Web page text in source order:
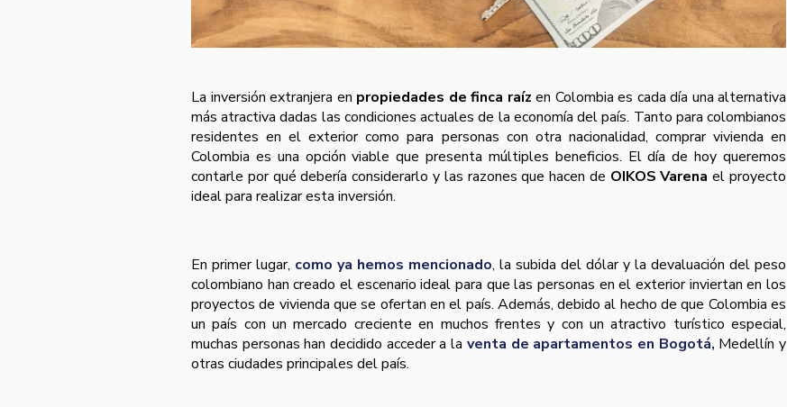
La inversión extranjera en propiedades de finca raíz en Colombia es cada día una alternativa
más atractiva dadas las condiciones actuales de la economía del país. Tanto para colombianos
residentes en el exterior como para personas con otra nacionalidad, comprar vivienda en
Colombia es una opción viable que presenta múltiples beneficios. El día de hoy queremos
contarle por qué debería considerarlo y las razones que hacen de OIKOS Varena el proyecto
ideal para realizar esta inversión.
En primer lugar, como ya hemos mencionado, la subida del dólar y la devaluación del peso
colombiano han creado el escenario ideal para que las personas en el exterior inviertan en los
proyectos de vivienda que se ofertan en el país. Además, debido al hecho de que Colombia es
un país con un mercado creciente en muchos frentes y con un atractivo turístico especial,
muchas personas han decidido acceder a la venta de apartamentos en Bogotá, Medellín y
otras ciudades principales del país.